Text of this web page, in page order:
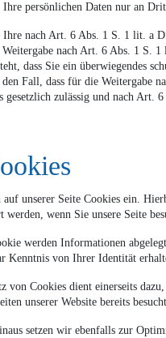
Ihre persönlichen Daten nur an
Ihre nach Art. 6 Abs. 1 S. 1 lit. a
Weitergabe nach Art. 6 Abs. 1 S.
dass Sie ein überwiegendes
Fall, dass für die Weitergabe
gesetzlich zulässig und nach Art.
auf unserer Seite Cookies ein.
werden, wenn Sie unsere Seite
werden Informationen
Kenntnis von Ihrer Identität
von Cookies dient einerseits
unserer Website bereits
setzen wir ebenfalls zur